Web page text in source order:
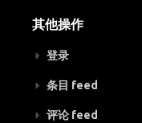
其他操作
登录
条目 feed
评论 feed